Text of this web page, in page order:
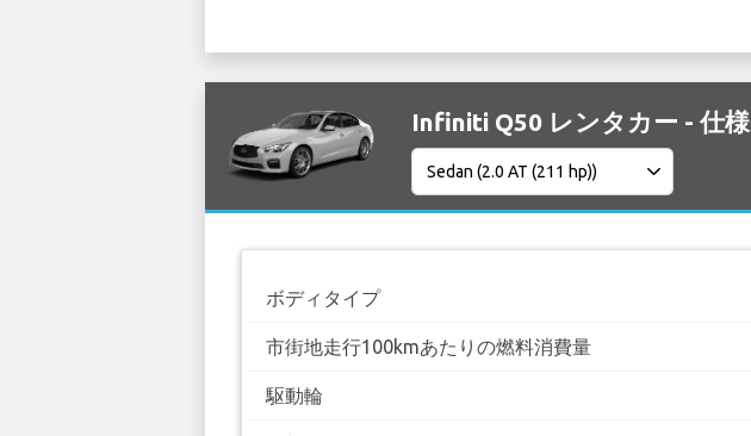
Infiniti Q50 レンタカー - 仕様
ボディタイプ
市街地走行100kmあたりの燃料消費量
駆動輪